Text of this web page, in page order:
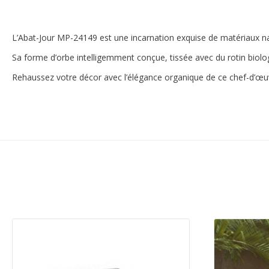
L’Abat-Jour MP-24149 est une incarnation exquise de
Sa forme d’orbe intelligemment conçue, tissée avec du rotin
Rehaussez votre décor avec l’élégance organique de ce chef-